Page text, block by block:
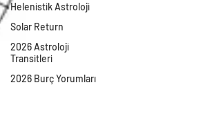
Helenistik Astroloji
Solar Return
2026 Astroloji
Transitleri
2026 Burç Yorumları